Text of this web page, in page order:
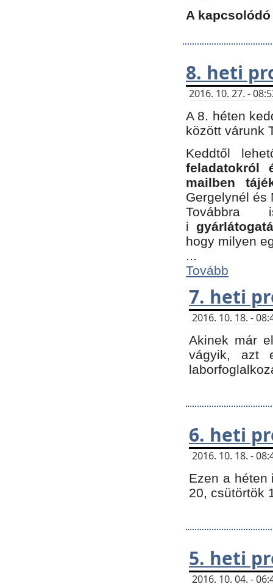
A
8. heti
2016. 10. 27. -
A 8. héten
között várunk
Keddtől
feladatokról
mailben
Gergelynél és
Továbbra
i
hogy milyen
...
Tovább
7. heti
2016. 10. 18. -
Akinek már
vágyik, azt
6. heti
2016. 10. 18. -
Ezen a héten
20, csütörtök
5. heti
2016. 10. 04. -